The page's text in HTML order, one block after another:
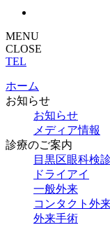
MENU
CLOSE
TEL
ホーム
お知らせ
お知らせ
メディア情報
診療のご案内
目黒区眼科検診
ドライアイ
一般外来
コンタクト外
外来手術